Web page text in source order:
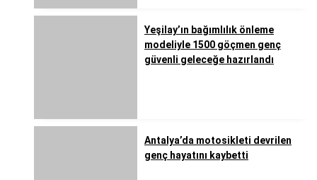
Yeşilay’ın bağımlılık önleme
modeliyle 1500 göçmen genç
güvenli geleceğe hazırlandı
Antalya’da motosikleti devrilen
genç hayatını kaybetti